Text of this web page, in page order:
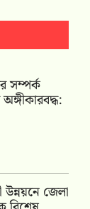
সম্পর্ক
জেলা